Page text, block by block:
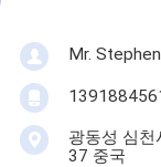
Mr. Stephen
광동성 심천
37 중국